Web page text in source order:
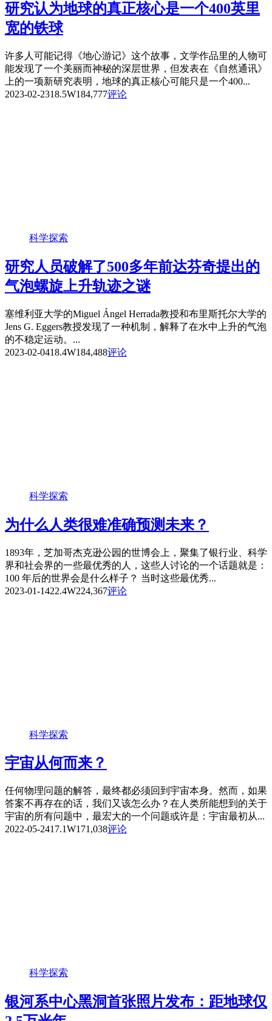
研究认为地球的真正核心是一个400英里
宽的铁球
许多人可能记得《地心游记》这个故事，文学作品里的人物可
能发现了一个美丽而神秘的深层世界，但发表在《自然通讯》
上的一项新研究表明，地球的真正核心可能只是一个400...
2023-02-2318.5W184,777评论
科学探索
研究人员破解了500多年前达芬奇提出的
气泡螺旋上升轨迹之谜
塞维利亚大学的Miguel Ángel Herrada教授和布里斯托尔大学的
Jens G. Eggers教授发现了一种机制，解释了在水中上升的气泡
的不稳定运动。...
2023-02-0418.4W184,488评论
科学探索
为什么人类很难准确预测未来？
1893年，芝加哥杰克逊公园的世博会上，聚集了银行业、科学
界和社会界的一些最优秀的人，这些人讨论的一个话题就是：
100 年后的世界会是什么样子？ 当时这些最优秀...
2023-01-1422.4W224,367评论
科学探索
宇宙从何而来？
任何物理问题的解答，最终都必须回到宇宙本身。然而，如果
答案不再存在的话，我们又该怎么办？在人类所能想到的关于
宇宙的所有问题中，最宏大的一个问题或许是：宇宙最初从...
2022-05-2417.1W171,038评论
科学探索
银河系中心黑洞首张照片发布：距地球仅